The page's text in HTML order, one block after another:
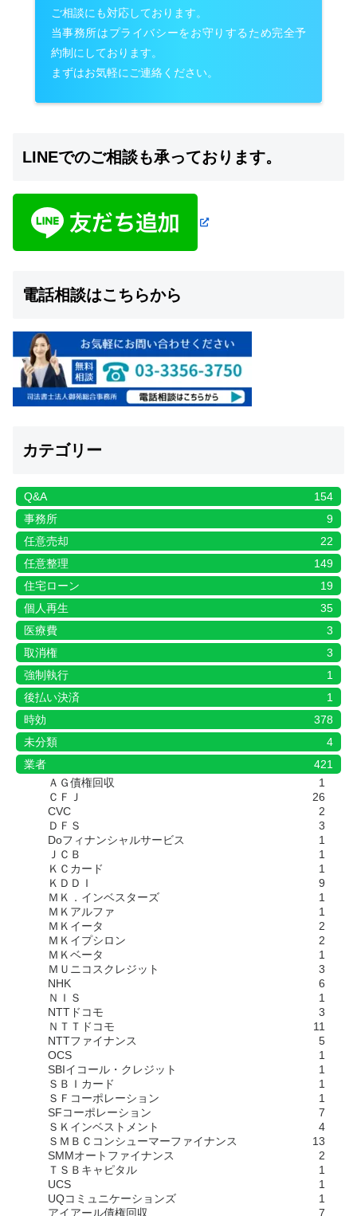
ご相談にも対応しております。
当事務所はプライバシーをお守りするため完全予
約制にしております。
まずはお気軽にご連絡ください。
LINEでのご相談も承っております。
電話相談はこちらから
カテゴリー
Q&A
154
事務所
9
任意売却
22
任意整理
149
住宅ローン
19
個人再生
35
医療費
3
取消権
3
強制執行
1
後払い決済
1
時効
378
未分類
4
業者
421
ＡＧ債権回収
1
ＣＦＪ
26
CVC
2
ＤＦＳ
3
Doフィナンシャルサービス
1
ＪＣＢ
1
ＫＣカード
1
ＫＤＤＩ
9
ＭＫ．インベスターズ
1
ＭＫアルファ
1
ＭＫイータ
2
ＭＫイプシロン
2
ＭＫベータ
1
ＭＵニコスクレジット
3
NHK
6
ＮＩＳ
1
NTTドコモ
3
ＮＴＴドコモ
11
NTTファイナンス
5
OCS
1
SBIイコール・クレジット
1
ＳＢＩカード
1
ＳＦコーポレーション
1
SFコーポレーション
7
ＳＫインベストメント
4
ＳＭＢＣコンシューマーファイナンス
13
SMMオートファイナンス
2
ＴＳＢキャピタル
1
UCS
1
UQコミュニケーションズ
1
アイアール債権回収
7